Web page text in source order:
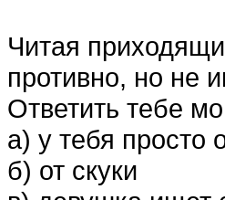
Читая
противно, но не
Ответить тебе
а) у тебя просто
б) от скуки